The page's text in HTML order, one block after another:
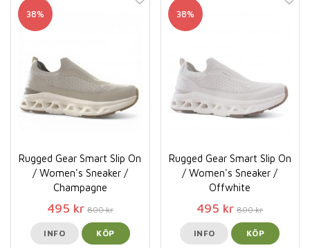
38%
Rugged Gear Smart Slip On
/ Women's Sneaker /
Champagne
495 kr 800 kr
INFO KÖP
38%
Rugged Gear Smart Slip On
/ Women's Sneaker /
Offwhite
495 kr 800 kr
INFO KÖP